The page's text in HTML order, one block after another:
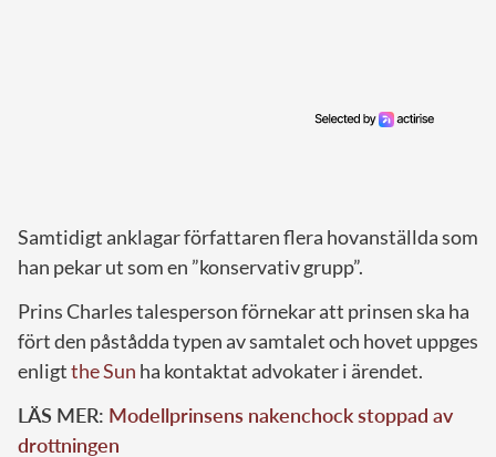
Samtidigt anklagar författaren flera hovanställda som
han pekar ut som en ”konservativ grupp”.
Prins Charles talesperson förnekar att prinsen ska ha
fört den påstådda typen av samtalet och hovet uppges
enligtthe Sun ha kontaktat advokater i ärendet.
LÄS MER: Modellprinsens nakenchock stoppad av
drottningen